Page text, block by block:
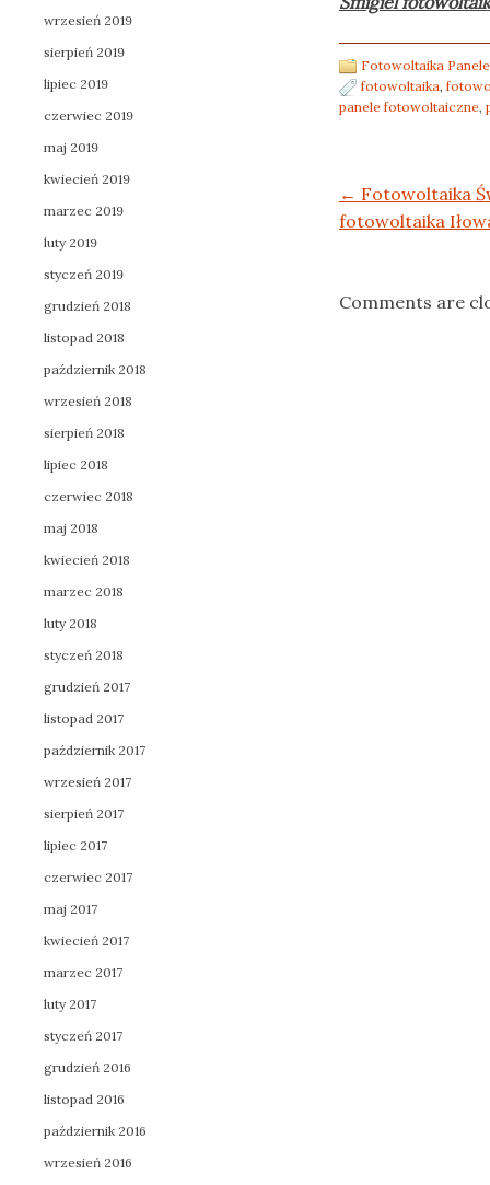
Fotowoltaika
fotowoltaika,
panele fotowoltaiczne,
Post navigation
← Fotowoltaika
fotowoltaika
Comments are
wrzesień 2019
sierpień 2019
lipiec 2019
czerwiec 2019
maj 2019
kwiecień 2019
marzec 2019
luty 2019
styczeń 2019
grudzień 2018
listopad 2018
październik 2018
wrzesień 2018
sierpień 2018
lipiec 2018
czerwiec 2018
maj 2018
kwiecień 2018
marzec 2018
luty 2018
styczeń 2018
grudzień 2017
listopad 2017
październik 2017
wrzesień 2017
sierpień 2017
lipiec 2017
czerwiec 2017
maj 2017
kwiecień 2017
marzec 2017
luty 2017
styczeń 2017
grudzień 2016
listopad 2016
październik 2016
wrzesień 2016